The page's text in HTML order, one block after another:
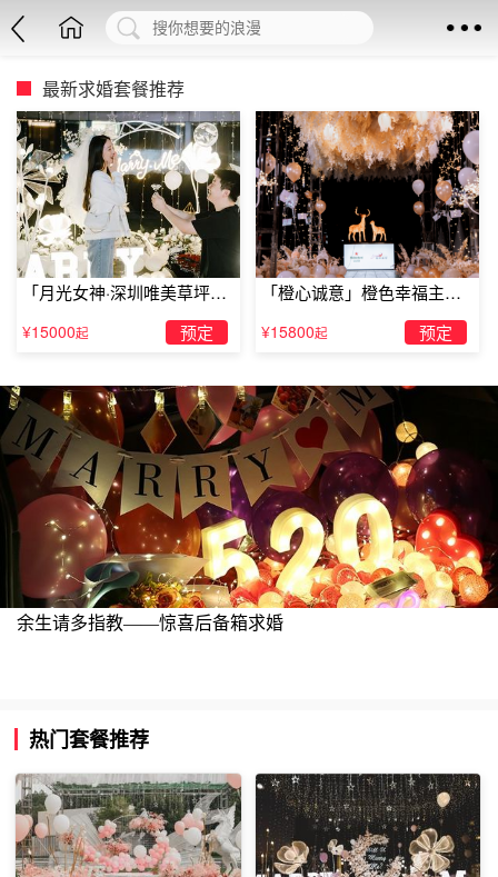
最新求婚套餐推荐
「月光女神·深圳唯美草坪浪
漫求婚」
¥15000起 预定
「橙心诚意」橙色幸福主题
露台求婚
¥15800起 预定
余生请多指教——惊喜后备箱求婚
热门套餐推荐